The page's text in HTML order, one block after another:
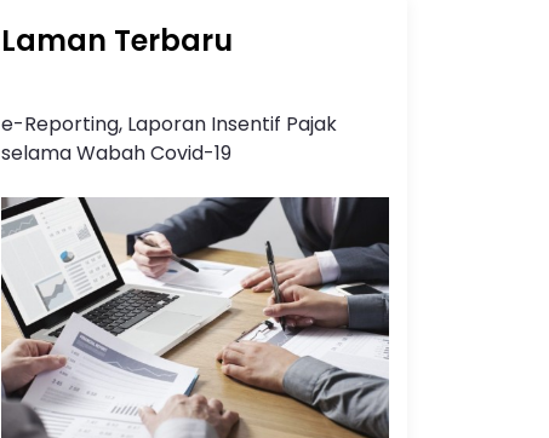
Laman Terbaru
e-Reporting, Laporan Insentif Pajak
selama Wabah Covid-19